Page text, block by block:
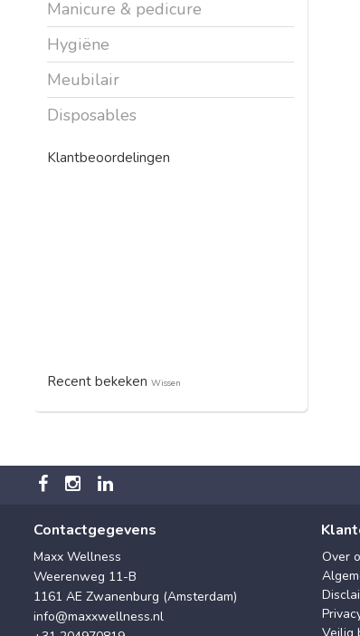
Manicure & pedicure
Hygiëne
Meubilair
Disposables
Klantbeoordelingen
Recent bekeken Wissen
Contactgegevens
Maxx Wellness
Weerenweg 11-B
1161 AE Zwanenburg (Amsterdam)
info@maxxwellness.nl
Over
Veilig